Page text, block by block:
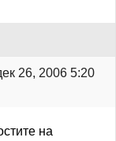
26, 2006 5:20
на